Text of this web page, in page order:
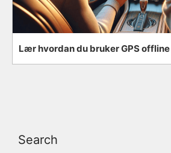
Lær hvordan du bruker GPS
Search